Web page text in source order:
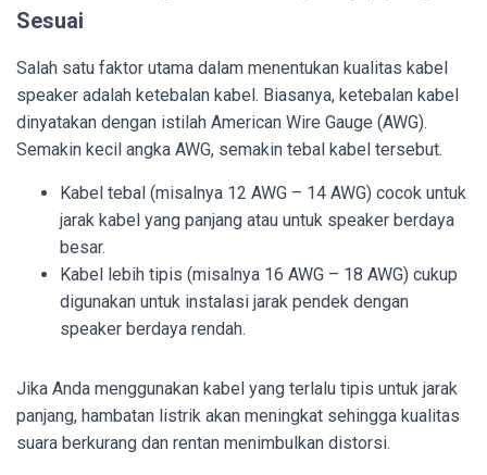
Sesuai
Salah satu faktor utama dalam menentukan kualitas kabel
speaker adalah ketebalan kabel. Biasanya, ketebalan kabel
dinyatakan dengan istilah American Wire Gauge (AWG).
Semakin kecil angka AWG, semakin tebal kabel tersebut.
Kabel tebal (misalnya 12 AWG – 14 AWG) cocok untuk
jarak kabel yang panjang atau untuk speaker berdaya
besar.
Kabel lebih tipis (misalnya 16 AWG – 18 AWG) cukup
digunakan untuk instalasi jarak pendek dengan
speaker berdaya rendah.
Jika Anda menggunakan kabel yang terlalu tipis untuk jarak
panjang, hambatan listrik akan meningkat sehingga kualitas
suara berkurang dan rentan menimbulkan distorsi.